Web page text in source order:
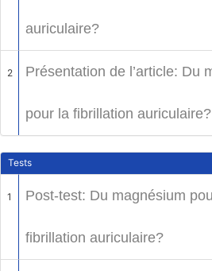
auriculaire?
2 Présentation de l’article: Du
pour la fibrillation auriculaire?
Tests
1 Post-test: Du magnésium
fibrillation auriculaire?